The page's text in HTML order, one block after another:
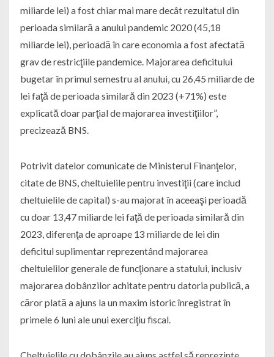
miliarde lei) a fost chiar mai mare decât rezultatul din
perioada similară a anului pandemic 2020 (45,18
miliarde lei), perioadă în care economia a fost afectată
grav de restricţiile pandemice. Majorarea deficitului
bugetar în primul semestru al anului, cu 26,45 miliarde de
lei faţă de perioada similară din 2023 (+71%) este
explicată doar parţial de majorarea investiţiilor”,
precizează BNS.
Potrivit datelor comunicate de Ministerul Finanţelor,
citate de BNS, cheltuielile pentru investiţii (care includ
cheltuielile de capital) s-au majorat în aceeaşi perioadă
cu doar 13,47 miliarde lei faţă de perioada similară din
2023, diferenţa de aproape 13 miliarde de lei din
deficitul suplimentar reprezentând majorarea
cheltuielilor generale de funcţionare a statului, inclusiv
majorarea dobânzilor achitate pentru datoria publică, a
căror plată a ajuns la un maxim istoric înregistrat în
primele 6 luni ale unui exerciţiu fiscal.